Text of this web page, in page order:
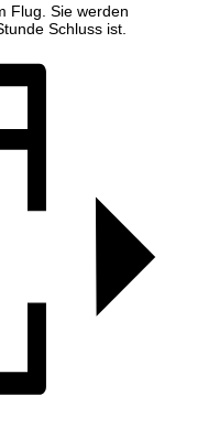
Flug. Sie werden
Schluss ist.